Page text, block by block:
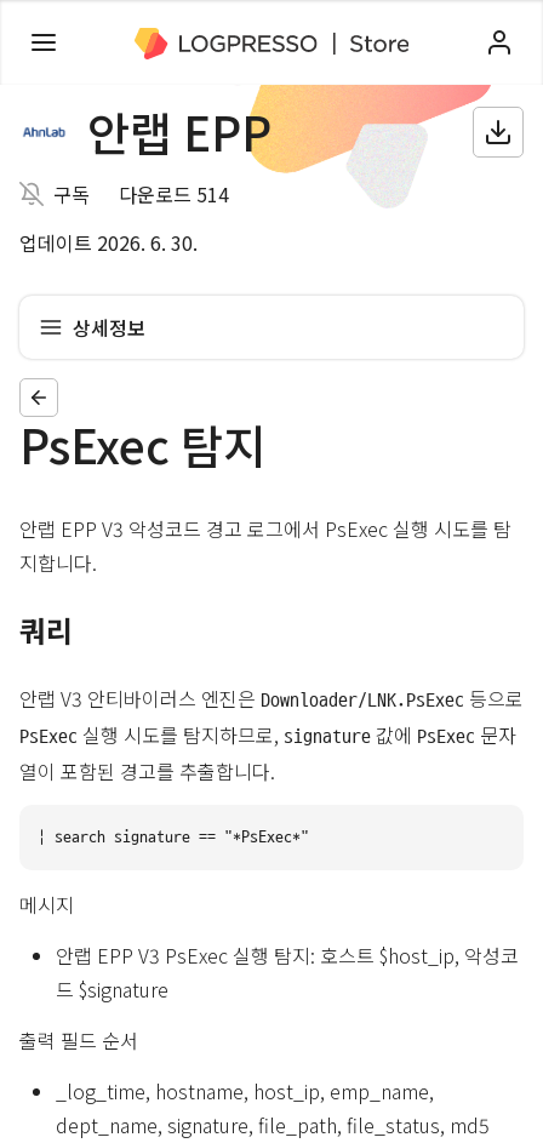
안랩 EPP
구독
다운로드 514
업데이트 2026. 6. 30.
상세정보
PsExec 탐지
안랩 EPP V3 악성코드 경고 로그에서 PsExec 실행 시도를 탐
지합니다.
쿼리
안랩 V3 안티바이러스 엔진은 Downloader/LNK.PsExec 등으로
PsExec 실행 시도를 탐지하므로, signature 값에 PsExec 문자
열이 포함된 경고를 추출합니다.
메시지
안랩 EPP V3 PsExec 실행 탐지: 호스트 $host_ip, 악성코
드 $signature
출력 필드 순서
_log_time, hostname, host_ip, emp_name,
dept_name, signature, file_path, file_status, md5